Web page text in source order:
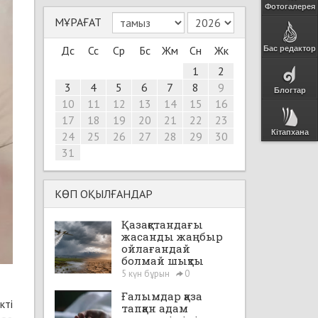
Фотогалерея
Бас редактор
Блогтар
Кітапхана
МҰРАҒАТ
Дс
Сс Ср Бс Жм Сн
Жк
1
2
3
4 5 6 7 8
9
10
11 12 13 14 15
16
17
18 19 20 21 22
23
24
25 26 27 28 29
30
31
КӨП ОҚЫЛҒАНДАР
Қазақстандағы
жасанды жаңбыр
ойлағандай
болмай шықты
5 күн бұрын 0
Ғалымдар қаза
тапқан адам